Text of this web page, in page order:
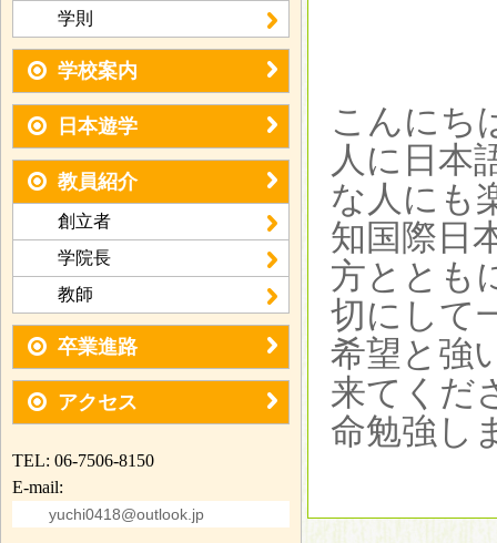
学則
学校案内
日本遊学
教員紹介
創立者
学院長
教師
卒業進路
アクセス
TEL: 06-7506-8150
E-mail:
yuchi0418@outlook.jp
こんにち
人に日本
な人にも
知国際日
方ととも
切にして
希望と強
来てくだ
命勉強し